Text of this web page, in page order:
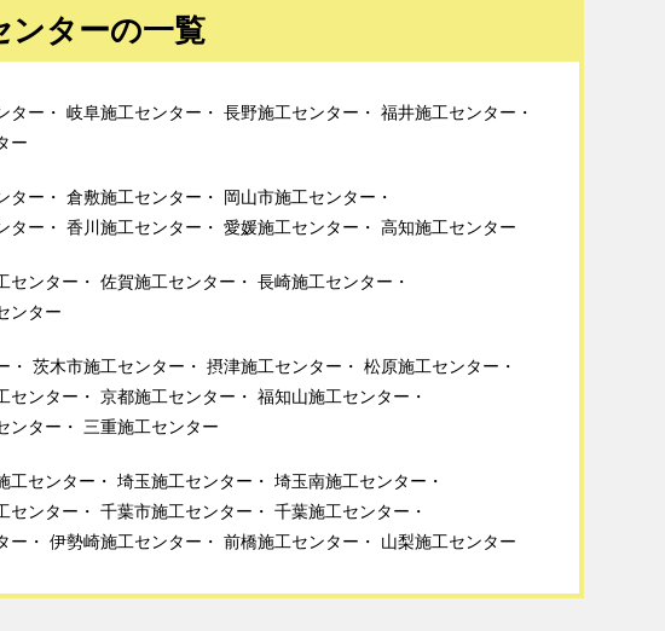
ンターの一覧
ター 岐阜施工センター 長野施工センター
福井施工センター
ー
ター 倉敷施工センター
岡山市施工センター
ター 香川施工センター 愛媛施工センター 高知施工センター
センター 佐賀施工センター
長崎施工センター
ンター
茨木市施工センター 摂津施工センター
松原施工センター
センター 京都施工センター
福知山施工センター
ンター 三重施工センター
工センター 埼玉施工センター
埼玉南施工センター
センター 千葉市施工センター
千葉施工センター
ー 伊勢崎施工センター 前橋施工センター 山梨施工センター